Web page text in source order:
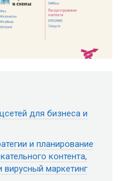
для бизнеса и
и планирование
контента,
вирусный маркетинг